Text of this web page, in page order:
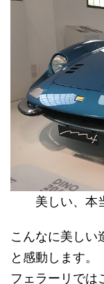
美しい、本当
こんなに美しい
と感動します。
フェラーリでは